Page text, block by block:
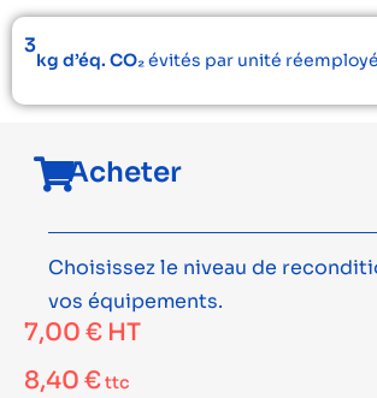
3
kg d’éq. CO₂évités par unité
Acheter
Choisissez le niveau de
vos équipements.
7,00 € HT
8,40 €ttc